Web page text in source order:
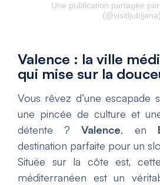
Une publication partagée
(@visitljubljana)
Valence : la ville
qui mise sur la
Vous rêvez d’une escapade
une pincée de culture et
détente ?Valence, en
destination parfaite pour un
Située sur la côte est,
méditerranéen est un